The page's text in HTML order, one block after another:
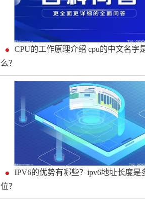
CPU的工作原理介绍 cpu的中文名字
么？
IPV6的优势有哪些？ipv6地址长度是
位？